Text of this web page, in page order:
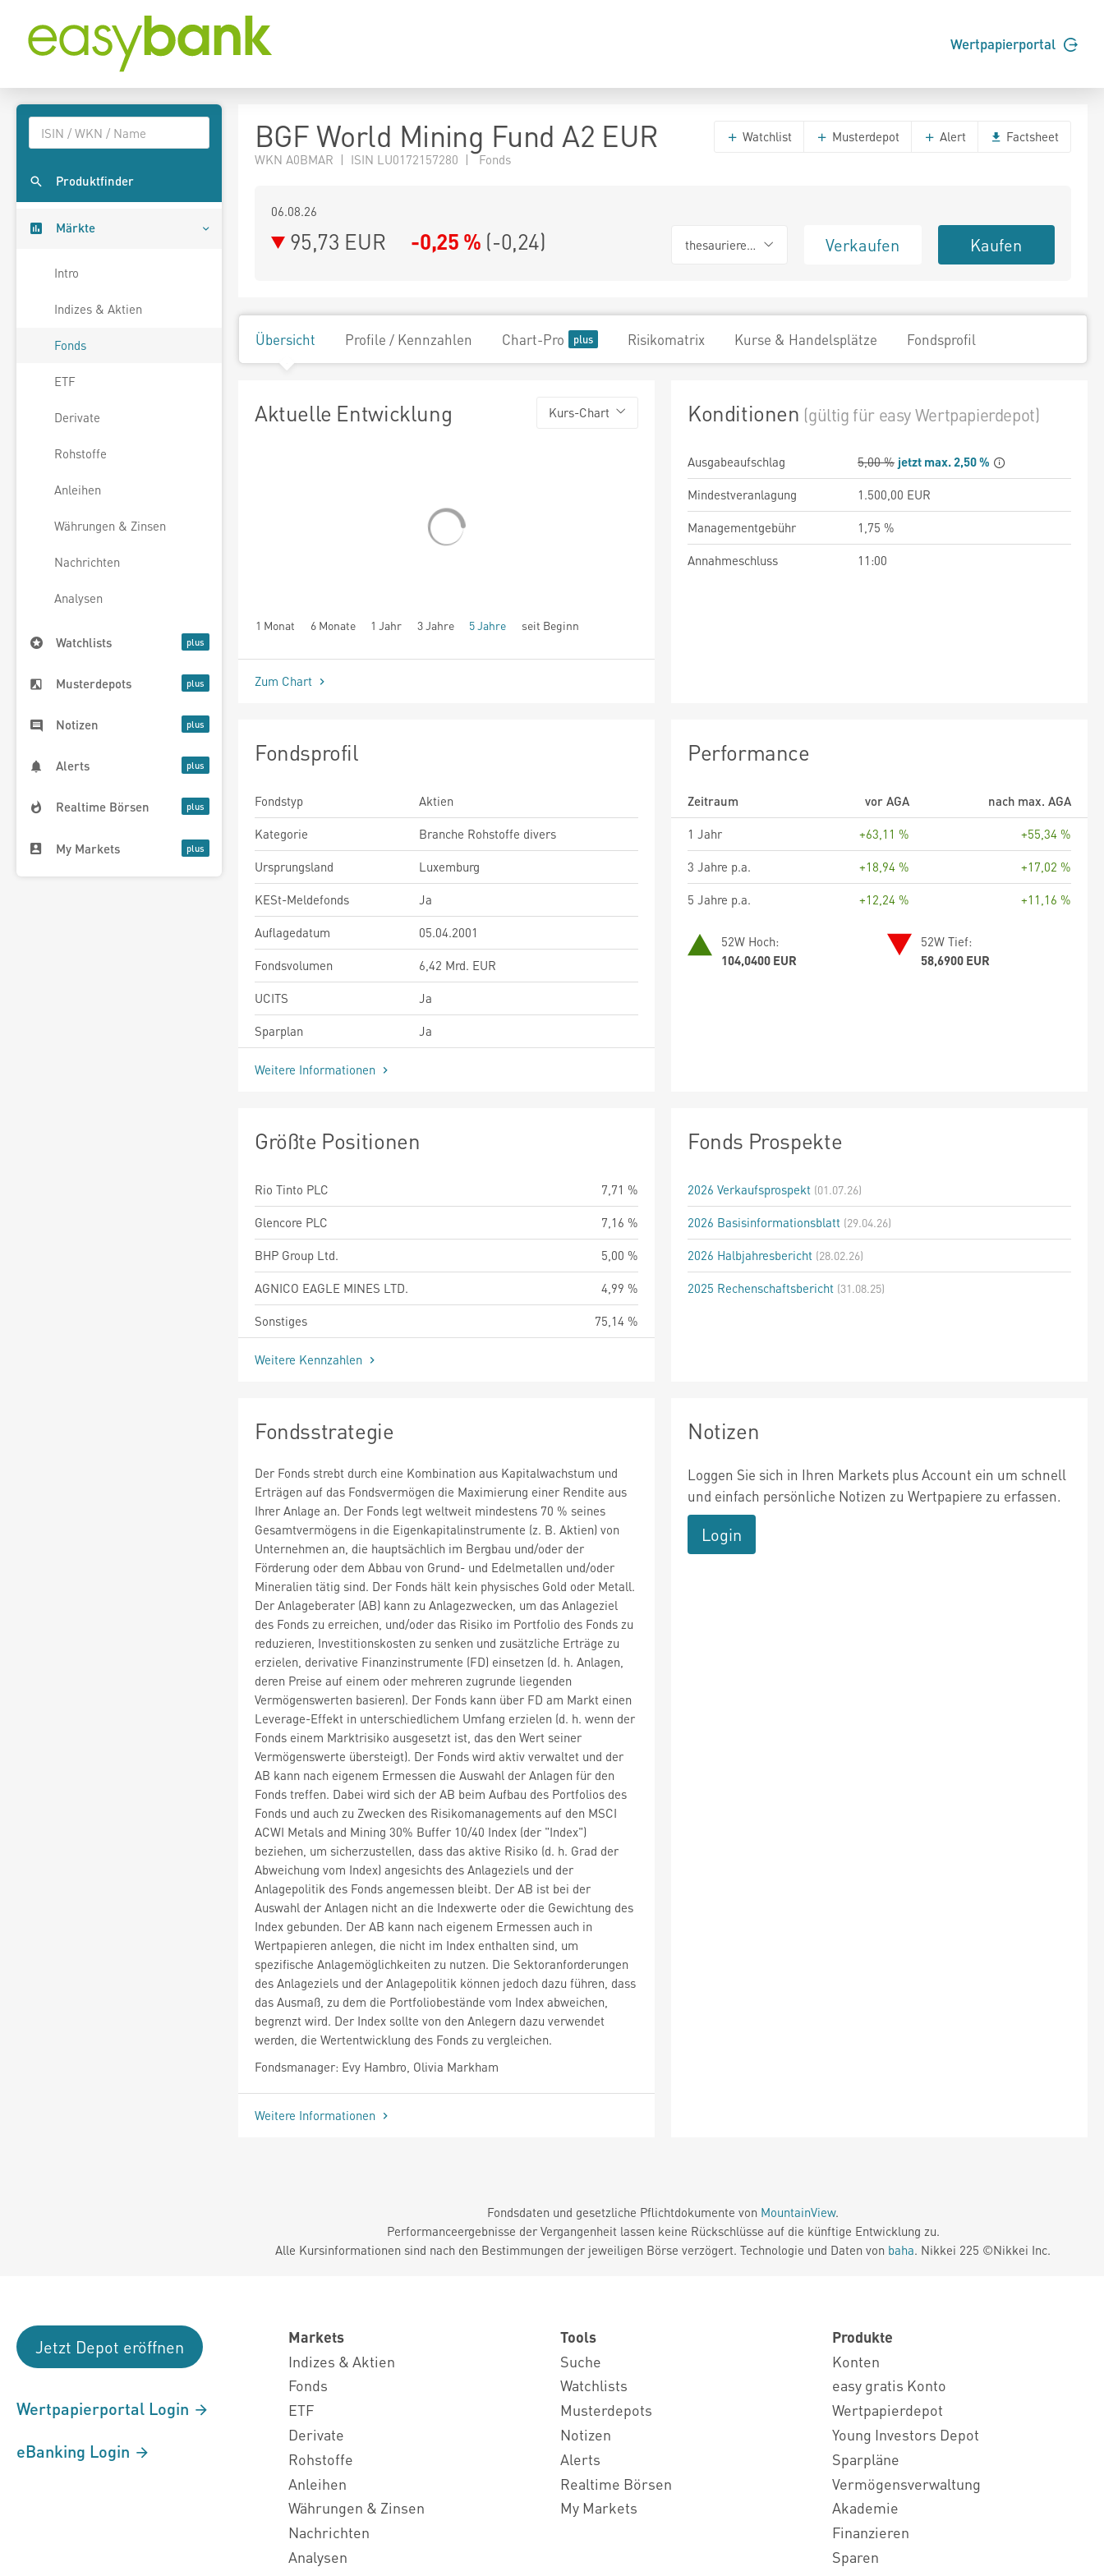
Wertpapierportal
Produktfinder
Märkte
Intro
Indizes & Aktien
Fonds
ETF
Derivate
Rohstoffe
Anleihen
Währungen & Zinsen
Nachrichten
Analysen
Watchlists
Musterdepots
Notizen
Alerts
Realtime Börsen
My Markets
BGF World Mining Fund A2 EUR
WKN A0BMAR | ISIN LU0172157280 | Fonds
Watchlist Musterdepot Alert Factsheet
06.08.26
95,73 EUR -0,25 % (-0,24) thesaurierend Verkaufen Kaufen
Übersicht Profile / Kennzahlen Chart-Pro Risikomatrix Kurse & Handelsplätze Fondsprofil
Aktuelle Entwicklung Kurs-Chart
1 Monat 6 Monate 1 Jahr 3 Jahre 5 Jahre seit Beginn
Zum Chart
Konditionen (gültig für easy Wertpapierdepot)
Ausgabeaufschlag 5,00 % jetzt max. 2,50 %
Mindestveranlagung
1.500,00 EUR
Managementgebühr
1,75 %
Annahmeschluss
11:00
Fondsprofil
Fondstyp
Aktien
Kategorie
Branche Rohstoffe divers
Ursprungsland
Luxemburg
KESt-Meldefonds
Ja
Auflagedatum
05.04.2001
Fondsvolumen
6,42 Mrd. EUR
UCITS
Ja
Sparplan
Ja
Weitere Informationen
Performance
Zeitraum vor AGA
nach max. AGA
1 Jahr
+63,11 %
+55,34 %
3 Jahre p.a.
+18,94 %
+17,02 %
5 Jahre p.a.
+12,24 % +11,16 %
52W Hoch:
104,0400 EUR
52W Tief:
58,6900 EUR
Größte Positionen
Rio Tinto PLC
7,71 %
Glencore PLC
7,16 %
BHP Group Ltd.
5,00 %
AGNICO EAGLE MINES LTD.
4,99 %
Sonstiges
75,14 %
Weitere Kennzahlen
Fonds Prospekte
2026 Verkaufsprospekt (01.07.26)
2026 Basisinformationsblatt (29.04.26)
2026 Halbjahresbericht (28.02.26)
2025 Rechenschaftsbericht (31.08.25)
Fondsstrategie
Der Fonds strebt durch eine Kombination aus Kapitalwachstum und
Erträgen auf das Fondsvermögen die Maximierung einer Rendite aus
Ihrer Anlage an. Der Fonds legt weltweit mindestens 70 % seines
Gesamtvermögens in die Eigenkapitalinstrumente (z. B. Aktien) von
Unternehmen an, die hauptsächlich im Bergbau und/oder der
Förderung oder dem Abbau von Grund- und Edelmetallen und/oder
Mineralien tätig sind. Der Fonds hält kein physisches Gold oder Metall.
Der Anlageberater (AB) kann zu Anlagezwecken, um das Anlageziel
des Fonds zu erreichen, und/oder das Risiko im Portfolio des Fonds zu
reduzieren, Investitionskosten zu senken und zusätzliche Erträge zu
erzielen, derivative Finanzinstrumente (FD) einsetzen (d. h. Anlagen,
deren Preise auf einem oder mehreren zugrunde liegenden
Vermögenswerten basieren). Der Fonds kann über FD am Markt einen
Leverage-Effekt in unterschiedlichem Umfang erzielen (d. h. wenn der
Fonds einem Marktrisiko ausgesetzt ist, das den Wert seiner
Vermögenswerte übersteigt). Der Fonds wird aktiv verwaltet und der
AB kann nach eigenem Ermessen die Auswahl der Anlagen für den
Fonds treffen. Dabei wird sich der AB beim Aufbau des Portfolios des
Fonds und auch zu Zwecken des Risikomanagements auf den MSCI
ACWI Metals and Mining 30% Buffer 10/40 Index (der "Index")
beziehen, um sicherzustellen, dass das aktive Risiko (d. h. Grad der
Abweichung vom Index) angesichts des Anlageziels und der
Anlagepolitik des Fonds angemessen bleibt. Der AB ist bei der
Auswahl der Anlagen nicht an die Indexwerte oder die Gewichtung des
Index gebunden. Der AB kann nach eigenem Ermessen auch in
Wertpapieren anlegen, die nicht im Index enthalten sind, um
spezifische Anlagemöglichkeiten zu nutzen. Die Sektoranforderungen
des Anlageziels und der Anlagepolitik können jedoch dazu führen, dass
das Ausmaß, zu dem die Portfoliobestände vom Index abweichen,
begrenzt wird. Der Index sollte von den Anlegern dazu verwendet
werden, die Wertentwicklung des Fonds zu vergleichen.
Fondsmanager: Evy Hambro, Olivia Markham
Weitere Informationen
Notizen
Loggen Sie sich in Ihren Markets plus Account ein um schnell
und einfach persönliche Notizen zu Wertpapiere zu erfassen.
Login
Fondsdaten und gesetzliche Pflichtdokumente von MountainView.
Performanceergebnisse der Vergangenheit lassen keine Rückschlüsse auf die künftige Entwicklung zu.
Alle Kursinformationen sind nach den Bestimmungen der jeweiligen Börse verzögert. Technologie und Daten von baha. Nikkei 225 ©Nikkei Inc.
Jetzt Depot eröffnen
Wertpapierportal Login
eBanking Login
Markets
Indizes & Aktien
Fonds
ETF
Derivate
Rohstoffe
Anleihen
Währungen & Zinsen
Nachrichten
Analysen
Tools
Suche
Watchlists
Musterdepots
Notizen
Alerts
Realtime Börsen
My Markets
Produkte
Konten
easy gratis Konto
Wertpapierdepot
Young Investors Depot
Sparpläne
Vermögensverwaltung
Akademie
Finanzieren
Sparen